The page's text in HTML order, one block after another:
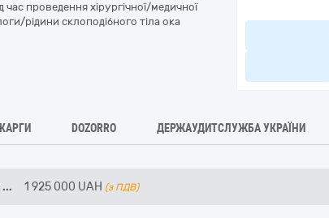
час проведення хірургічної/медичної
рідини склоподібного тіла ока
DOZORRO ДЕРЖАУДИТСЛУЖБА УКРАЇНИ
... 1 925 000 UAH (з ПДВ)